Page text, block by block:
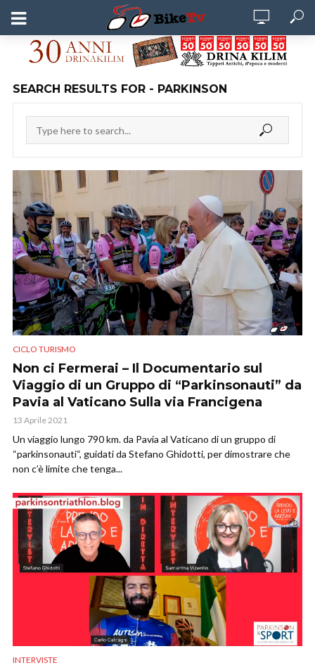
SEARCH RESULTS FOR - PARKINSON
CICLO TURISMO
Non ci Fermerai – Il Documentario sul
Viaggio di un Gruppo di “Parkinsonauti” da
Pavia al Vaticano Sulla via Francigena
13 Aprile 2021
Un viaggio lungo 790 km. da Pavia al Vaticano di un gruppo di
“parkinsonauti“, guidati da Stefano Ghidotti, per dimostrare che
non c’è limite che tenga...
INTERVISTE